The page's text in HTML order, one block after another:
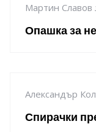
Мартин Славов
Опашка за
Александър
Спирачки